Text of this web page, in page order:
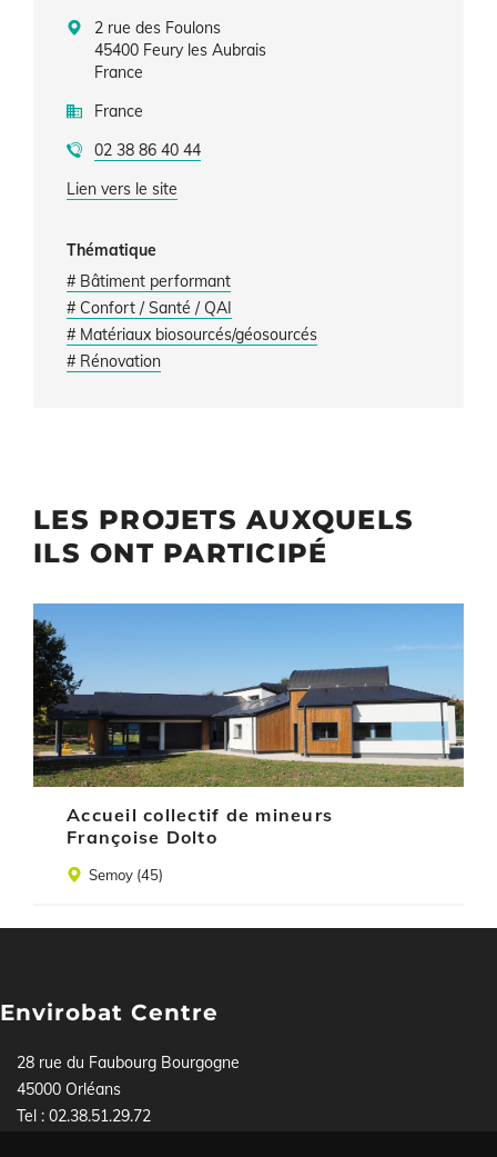
2 rue des Foulons
45400 Feury les Aubrais
France
France
02 38 86 40 44
Lien vers le site
Thématique
# Bâtiment performant
# Confort / Santé / QAI
# Matériaux biosourcés/géosourcés
# Rénovation
LES PROJETS AUXQUELS
ILS ONT PARTICIPÉ
Accueil collectif de mineurs
Françoise Dolto
Semoy (45)
Envirobat Centre
28 rue du Faubourg Bourgogne
45000 Orléans
Tel : 02.38.51.29.72